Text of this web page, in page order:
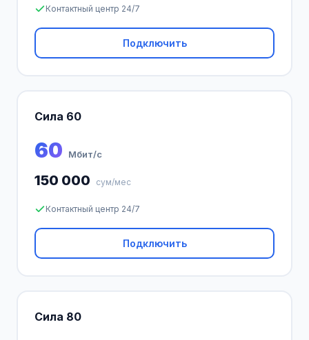
Контактный центр 24/7
Подключить
Сила 60
60 Мбит/с
150 000 сум/мес
Контактный центр 24/7
Подключить
Сила 80